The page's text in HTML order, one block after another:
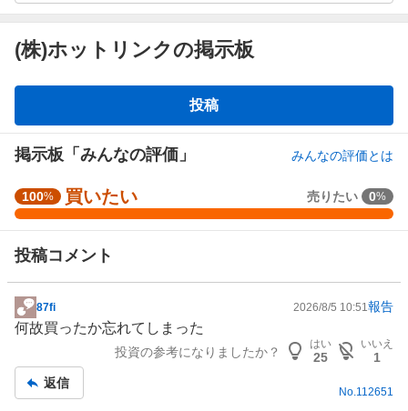
(株)ホットリンクの掲示板
板
投稿
掲示板「みんなの評価」 みんなの評価とは
強
く
い
い
1
0
、
100% 買いたい 売りたい 0%
投稿コメント
掲
示
事
87fi 2026/8/5 10:51 報告
何故買ったか忘れてしまった
投資の参考になりましたか？
はい
25
いいえ
1
返信
No.112651